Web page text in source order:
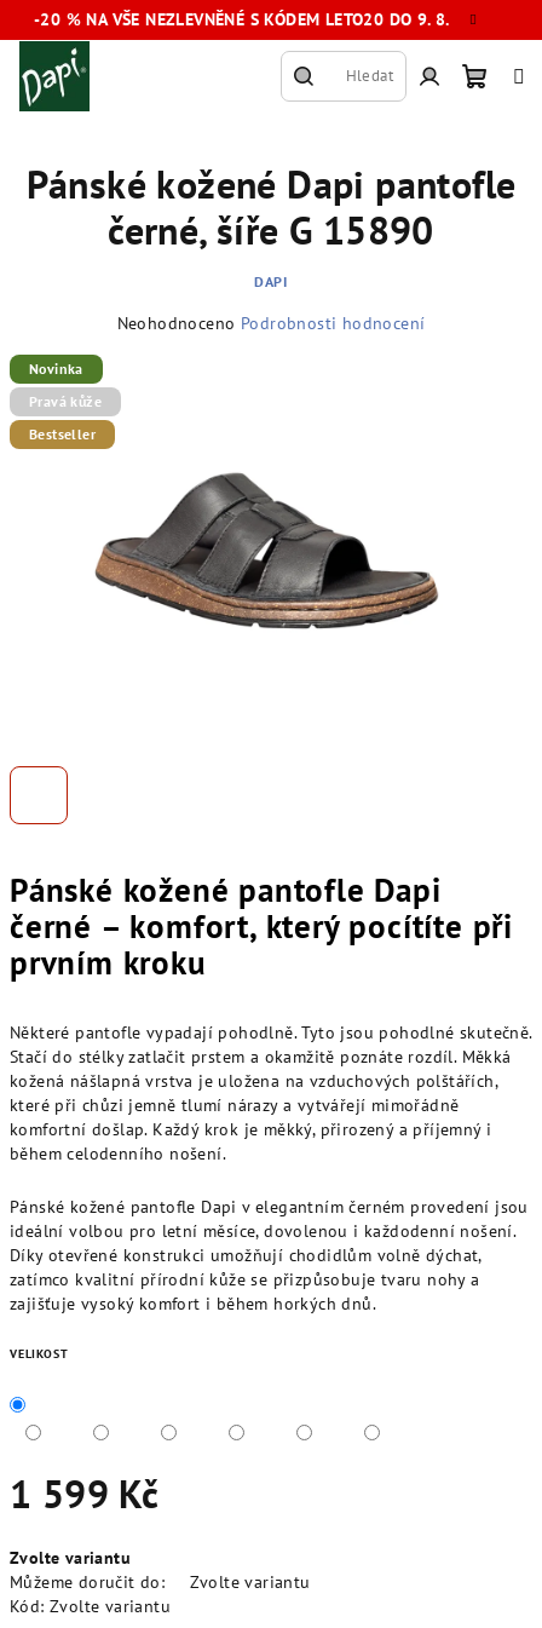
Přejít
na
-20 % NA VŠE NEZLEVNĚNÉ S KÓDEM LETO20 DO 9. 8.
Hledat
košík
Pánské kožené pantofle Dapi
černé – komfort, který pocítíte při
prvním kroku
Některé pantofle vypadají pohodlně. Tyto jsou pohodlné skutečně.
Stačí do stélky zatlačit prstem a okamžitě poznáte rozdíl. Měkká
kožená nášlapná vrstva je uložena na vzduchových polštářích,
které při chůzi jemně tlumí nárazy a vytvářejí mimořádně
komfortní došlap. Každý krok je měkký, přirozený a příjemný i
během celodenního nošení.
Pánské kožené pantofle Dapi v elegantním černém provedení jsou
ideální volbou pro letní měsíce, dovolenou i každodenní nošení.
Díky otevřené konstrukci umožňují chodidlům volně dýchat,
zatímco kvalitní přírodní kůže se přizpůsobuje tvaru nohy a
zajišťuje vysoký komfort i během horkých dnů.
VELIKOST
1 599 Kč
cena:
Zvolte variantu
Můžeme doručit do:
Zvolte variantu
Kód: Zvolte variantu
Pánské kožené Dapi pantofle
černé, šíře G 15890
DAPI
produktu
je
0,0
z
Neohodnoceno Podrobnosti hodnocení
Novinka
Pravá kůže
Bestseller